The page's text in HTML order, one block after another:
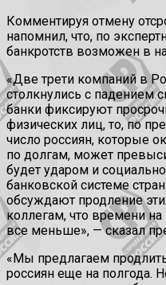
Комментируя отмену
напомнил, что, по
банкротств возможен в
«Две трети компаний в
столкнулись с падением
банки фиксируют
физических лиц, то, по
число россиян, которые
по долгам, может
будет ударом и
банковской системе
обсуждают продление
коллегам, что времени
все меньше», — сказал
«Мы предлагаем
россиян еще на полгода.